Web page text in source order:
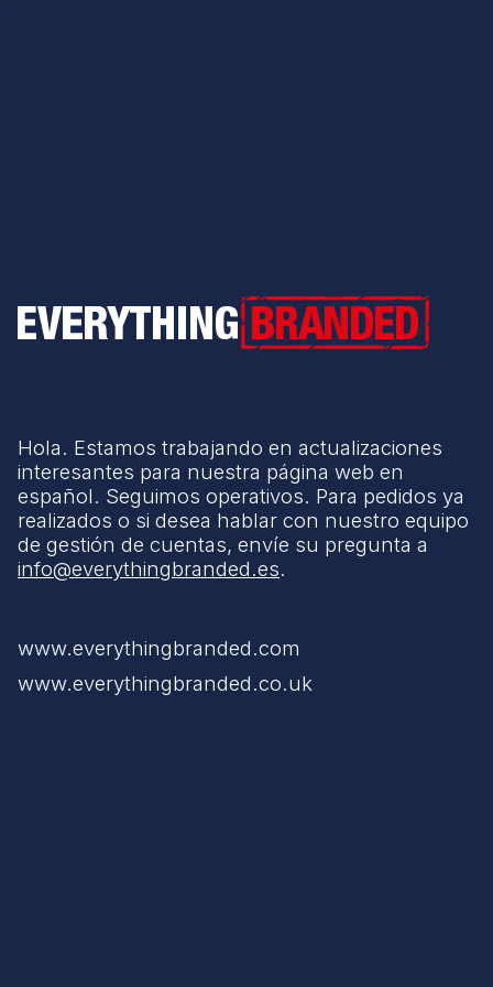
Everything Branded
Hola. Estamos trabajando en actualizaciones
interesantes para nuestra página web en
español. Seguimos operativos. Para pedidos ya
realizados o si desea hablar con nuestro equipo
de gestión de cuentas, envíe su pregunta a
info@everythingbranded.es.
www.everythingbranded.com
www.everythingbranded.co.uk